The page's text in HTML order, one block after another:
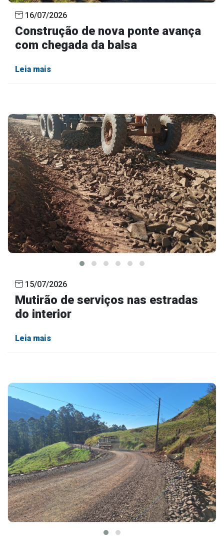
16/07/2026
Construção de nova ponte avança
com chegada da balsa
Leia mais
15/07/2026
Mutirão de serviços nas estradas
do interior
Leia mais